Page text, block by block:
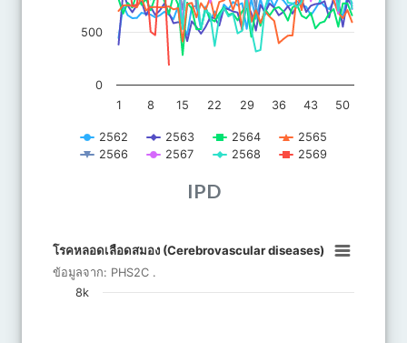
1 43
8 15 22 29 36 50
0
500
2562 2563 2564
2565
2566
2567 2568 2569
IPD
โรคหลอดเลือดสมอง (Cerebrovascular
Bar chart with 8 bars.
ข้อมูลจาก: PHS2C .
โรคหลอดเลือดสมอง (Cerebrovascular diseases)
ข้อมูลจาก: PHS2C .
8k